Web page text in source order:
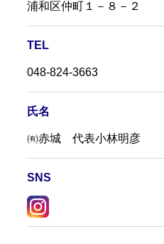
浦和区仲町１－８－２
TEL
048-824-3663
氏名
㈲赤城 代表小林明彦
SNS